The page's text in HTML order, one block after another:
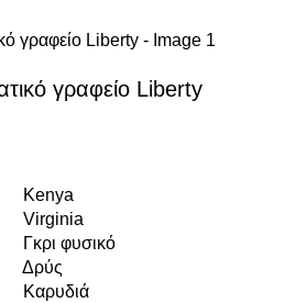
γραφείο Liberty
Kenya
Virginia
Γκρι φυσικό
Δρύς
Καρυδιά